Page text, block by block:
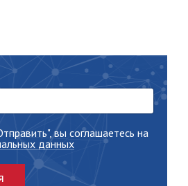
вы соглашаетесь на
данных